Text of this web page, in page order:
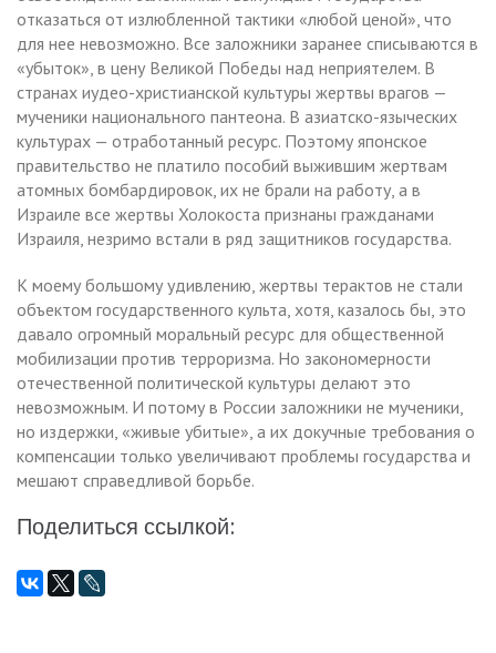
отказаться от излюбленной тактики «любой ценой», что
для нее невозможно. Все заложники заранее списываются в
«убыток», в цену Великой Победы над неприятелем. В
странах иудео-христианской культуры жертвы врагов —
мученики национального пантеона. В азиатско-языческих
культурах — отработанный ресурс. Поэтому японское
правительство не платило пособий выжившим жертвам
атомных бомбардировок, их не брали на работу, а в
Израиле все жертвы Холокоста признаны гражданами
Израиля, незримо встали в ряд защитников государства.
К моему большому удивлению, жертвы терактов не стали
объектом государственного культа, хотя, казалось бы, это
давало огромный моральный ресурс для общественной
мобилизации против терроризма. Но закономерности
отечественной политической культуры делают это
невозможным. И потому в России заложники не мученики,
но издержки, «живые убитые», а их докучные требования о
компенсации только увеличивают проблемы государства и
мешают справедливой борьбе.
Поделиться ссылкой: